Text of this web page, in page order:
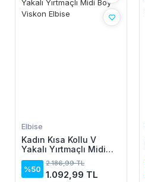
Elbise
Kadın Kısa Kollu V
Yakalı Yırtmaçlı Midi
Boy Viskon Elbise
%50
2.186,99 TL
1.092,99 TL